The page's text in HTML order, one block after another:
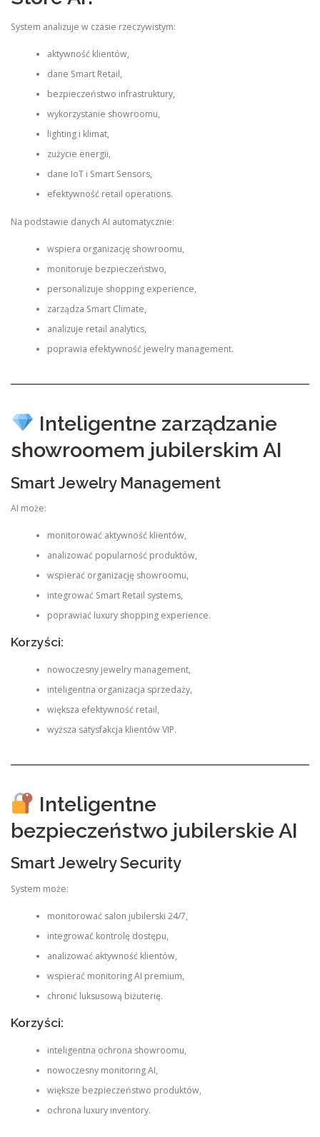
System analizuje w czasie rzeczywistym:
aktywność klientów,
dane Smart Retail,
bezpieczeństwo infrastruktury,
wykorzystanie showroomu,
lighting i klimat,
zużycie energii,
dane IoT i Smart Sensors,
efektywność retail operations.
Na podstawie danych AI automatycznie:
wspiera organizację showroomu,
monitoruje bezpieczeństwo,
personalizuje shopping experience,
zarządza Smart Climate,
analizuje retail analytics,
poprawia efektywność jewelry management.
Inteligentne zarządzanie
showroomem jubilerskim AI
Smart Jewelry Management
AI może:
monitorować aktywność klientów,
analizować popularność produktów,
wspierać organizację showroomu,
integrować Smart Retail systems,
poprawiać luxury shopping experience.
Korzyści:
nowoczesny jewelry management,
inteligentna organizacja sprzedaży,
większa efektywność retail,
wyższa satysfakcja klientów VIP.
Inteligentne
bezpieczeństwo jubilerskie AI
Smart Jewelry Security
System może:
monitorować salon jubilerski 24/7,
integrować kontrolę dostępu,
analizować aktywność klientów,
wspierać monitoring AI premium,
chronić luksusową biżuterię.
Korzyści:
inteligentna ochrona showroomu,
nowoczesny monitoring AI,
większe bezpieczeństwo produktów,
ochrona luxury inventory.